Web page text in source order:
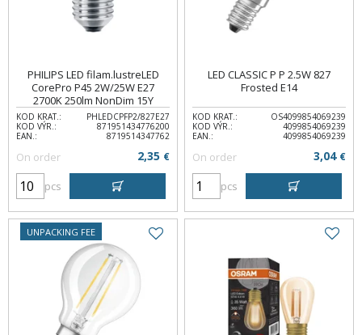
PHILIPS LED filam.lustreLED
CorePro P45 2W/25W E27
2700K 250lm NonDim 15Y
KOD KRAT.:
PHLEDCPFP2/827E27
KOD VÝR.:
871951434776200
EAN.:
8719514347762
On order 2,35 €
pcs
LED CLASSIC P P 2.5W 827
Frosted E14
KOD KRAT.:
OS4099854069239
KOD VÝR.:
4099854069239
EAN.:
4099854069239
On order 3,04 €
pcs
UNPACKING FEE